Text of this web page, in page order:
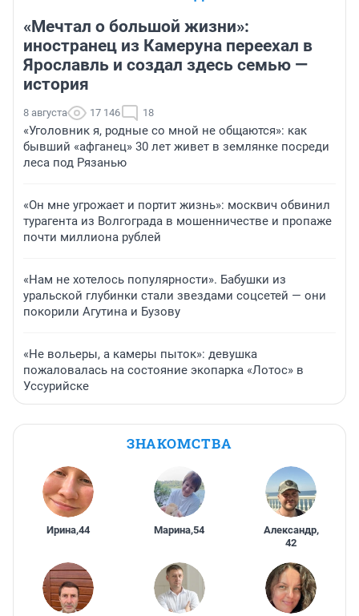
«Мечтал о большой жизни»:
иностранец из Камеруна переехал в
Ярославль и создал здесь семью —
история
8 августа 17 146 18
«Уголовник я, родные со мной не общаются»: как
бывший «афганец» 30 лет живет в землянке посреди
леса под Рязанью
«Он мне угрожает и портит жизнь»: москвич обвинил
турагента из Волгограда в мошенничестве и пропаже
почти миллиона рублей
«Нам не хотелось популярности». Бабушки из
уральской глубинки стали звездами соцсетей — они
покорили Агутина и Бузову
«Не вольеры, а камеры пыток»: девушка
пожаловалась на состояние экопарка «Лотос» в
Уссурийске
ЗНАКОМСТВА
Ирина,44 Марина,54 Александр,
42